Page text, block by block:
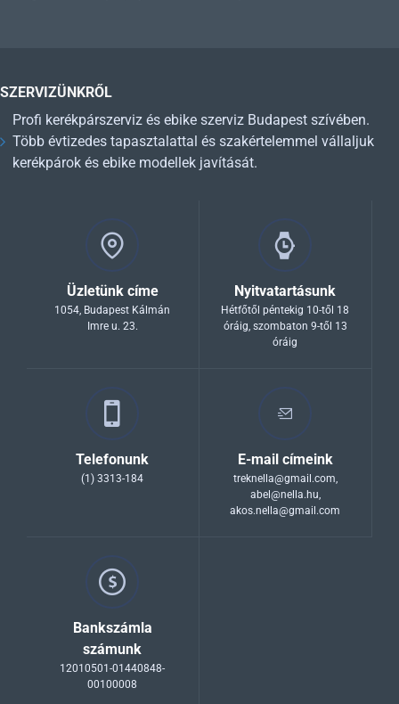
SZERVIZÜNKRŐL
Profi kerékpárszerviz és ebike szerviz Budapest szívében.
Több évtizedes tapasztalattal és szakértelemmel vállaljuk
kerékpárok és ebike modellek javítását.
Üzletünk címe
1054, Budapest Kálmán
Imre u. 23.
Nyitvatartásunk
Hétfőtől péntekig 10-től 18
óráig, szombaton 9-től 13
óráig
Telefonunk
(1) 3313-184
E-mail címeink
treknella@gmail.com,
abel@nella.hu,
akos.nella@gmail.com
Bankszámla
számunk
12010501-01440848-
00100008